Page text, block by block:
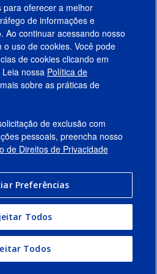
de Uso
para oferecer a melhor
de informações e
Ao continuar acessando nosso
uso de cookies. Você pode
de cookies clicando em
nossa Política de
sobre as práticas de
de exclusão com
pessoais, preencha nosso
de Direitos de Privacidade
Preferências
Todos
Todos